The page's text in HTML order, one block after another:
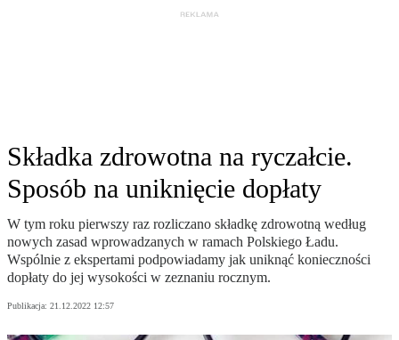
Składka zdrowotna na ryczałcie.
Sposób na uniknięcie dopłaty
W tym roku pierwszy raz rozliczano składkę zdrowotną według
nowych zasad wprowadzanych w ramach Polskiego Ładu.
Wspólnie z ekspertami podpowiadamy jak uniknąć konieczności
dopłaty do jej wysokości w zeznaniu rocznym.
Publikacja: 21.12.2022 12:57